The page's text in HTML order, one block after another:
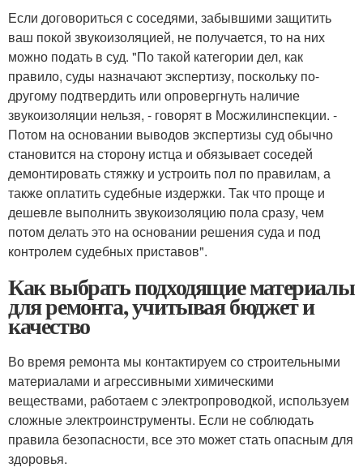
Если договориться с соседями, забывшими защитить
ваш покой звукоизоляцией, не получается, то на них
можно подать в суд. "По такой категории дел, как
правило, суды назначают экспертизу, поскольку по-
другому подтвердить или опровергнуть наличие
звукоизоляции нельзя, - говорят в Мосжилинспекции. -
Потом на основании выводов экспертизы суд обычно
становится на сторону истца и обязывает соседей
демонтировать стяжку и устроить пол по правилам, а
также оплатить судебные издержки. Так что проще и
дешевле выполнить звукоизоляцию пола сразу, чем
потом делать это на основании решения суда и под
контролем судебных приставов".
Как выбрать подходящие материалы
для ремонта, учитывая бюджет и
качество
Во время ремонта мы контактируем со строительными
материалами и агрессивными химическими
веществами, работаем с электропроводкой, используем
сложные электроинструменты. Если не соблюдать
правила безопасности, все это может стать опасным для
здоровья.